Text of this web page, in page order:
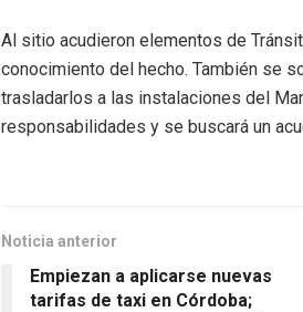
Al sitio acudieron elementos de
conocimiento del hecho. También se
trasladarlos a las instalaciones del
responsabilidades y se buscará un
Noticia anterior
Empiezan a aplicarse nuevas
tarifas de taxi en Córdoba;